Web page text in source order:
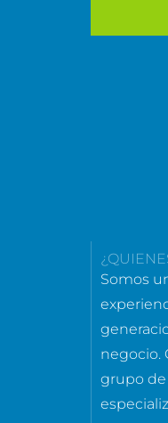
Somos
negocio.
grupo de